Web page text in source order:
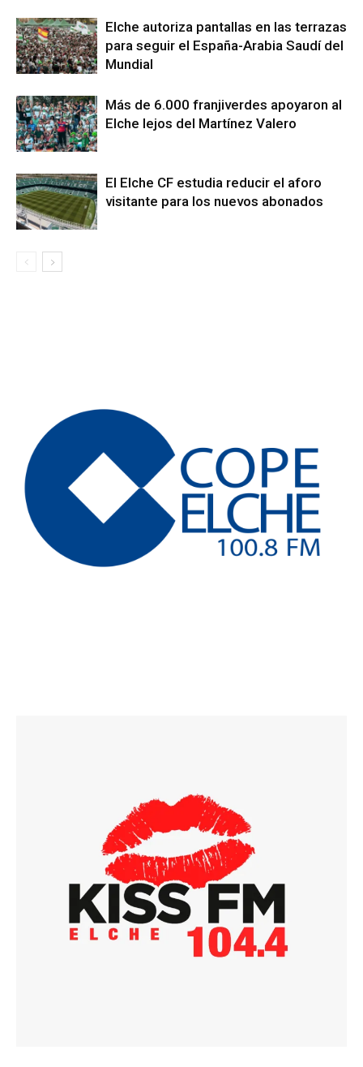
Elche autoriza pantallas en las terrazas
para seguir el España-Arabia Saudí del
Mundial
Más de 6.000 franjiverdes apoyaron al
Elche lejos del Martínez Valero
El Elche CF estudia reducir el aforo
visitante para los nuevos abonados